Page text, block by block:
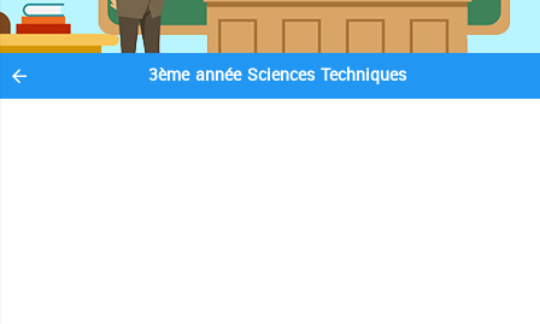
3ème année Sciences Techniques